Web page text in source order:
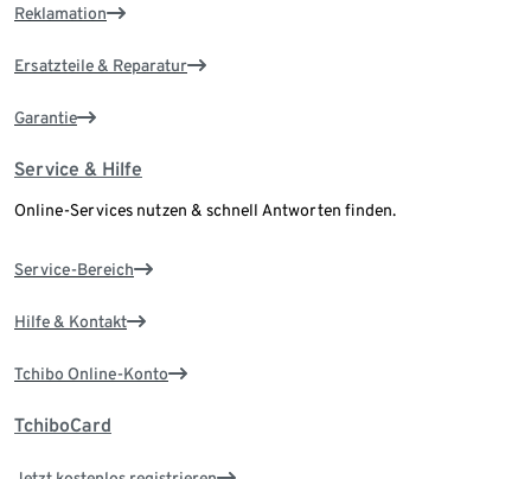
Reklamation
Ersatzteile & Reparatur
Garantie
Service & Hilfe
Online-Services nutzen & schnell Antworten finden.
Service-Bereich
Hilfe & Kontakt
Tchibo Online-Konto
TchiboCard